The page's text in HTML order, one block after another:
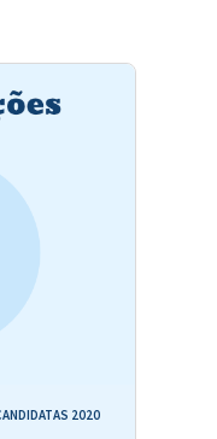
2020